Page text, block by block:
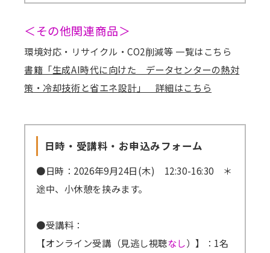
＊ご略歴：
一般社団法人日本エレクトロヒートセンター
企画部長。産業分野における電化・脱炭素の普
電化の現場実装と普及拡大に向けた活動を行っ
ている。
＊ご専門および得意な分野・研究：
活用／工場の熱利用高度化／工場廃熱利用／脱
炭素に向けた現場実装支援／燃焼設備と電化設
＜その他関連商品＞
環境対応・リサイクル・CO2削減等 一覧はこちら
書籍「生成AI時代に向けた データセンターの熱対
策・冷却技術と省エネ設計」 詳細はこちら
日時・受講料・お申込みフォーム
●日時：2026年9月24日(木) 12:30-16:30 ＊
途中、小休憩を挟みます。
●受講料：
【オンライン受講（見逃し視聴なし）】：1名